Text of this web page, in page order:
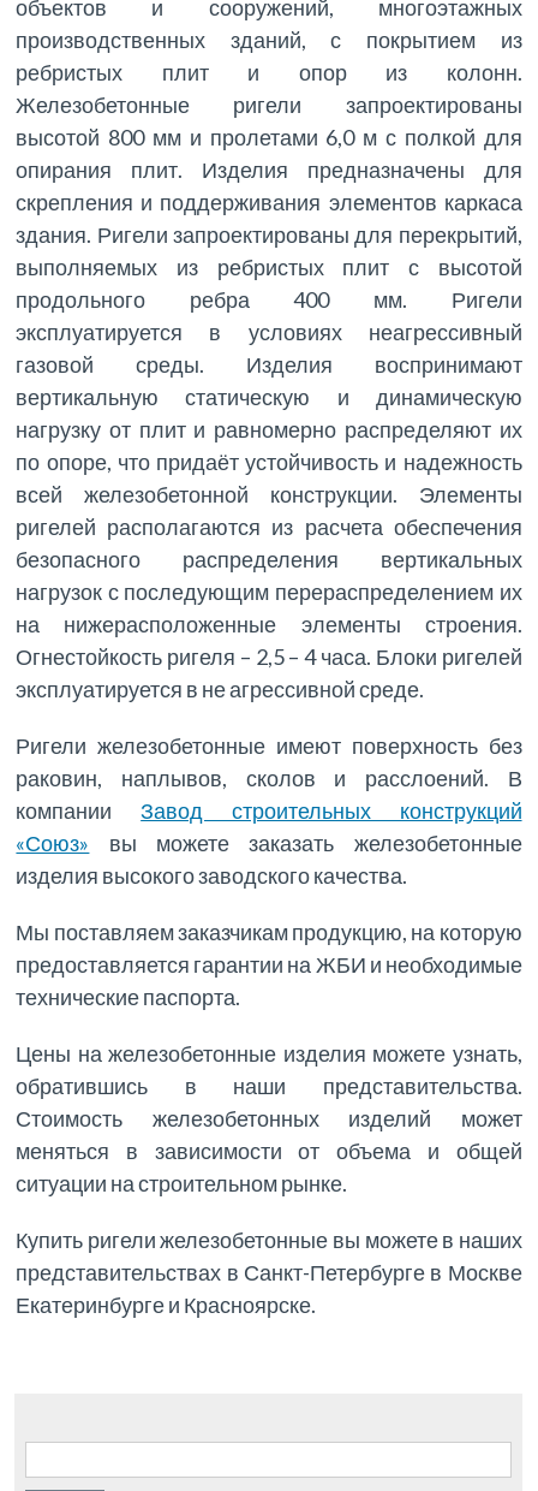
объектов и сооружений, многоэтажных
производственных зданий, с покрытием из
ребристых плит и опор из колонн.
Железобетонные ригели запроектированы
высотой 800 мм и пролетами 6,0 м с полкой для
опирания плит. Изделия предназначены для
скрепления и поддерживания элементов каркаса
здания. Ригели запроектированы для перекрытий,
выполняемых из ребристых плит с высотой
продольного ребра 400 мм. Ригели
эксплуатируется в условиях неагрессивный
газовой среды. Изделия воспринимают
вертикальную статическую и динамическую
нагрузку от плит и равномерно распределяют их
по опоре, что придаёт устойчивость и надежность
всей железобетонной конструкции. Элементы
ригелей располагаются из расчета обеспечения
безопасного распределения вертикальных
нагрузок с последующим перераспределением их
на нижерасположенные элементы строения.
Огнестойкость ригеля – 2,5 – 4 часа. Блоки ригелей
эксплуатируется в не агрессивной среде.
Ригели железобетонные имеют поверхность без
раковин, наплывов, сколов и расслоений. В
компанииЗавод строительных конструкций
«Союз» вы можете заказать железобетонные
изделия высокого заводского качества.
Мы поставляем заказчикам продукцию, на которую
предоставляется гарантии на ЖБИ и необходимые
технические паспорта.
Цены на железобетонные изделия можете узнать,
обратившись в наши представительства.
Стоимость железобетонных изделий может
меняться в зависимости от объема и общей
ситуации на строительном рынке.
Купить ригели железобетонные вы можете в наших
представительствах в Санкт-Петербурге в Москве
Екатеринбурге и Красноярске.
Найти: